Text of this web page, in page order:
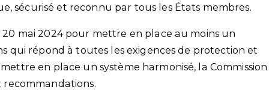
sécurisé et reconnu par tous les États membres.
mai 2024 pour mettre en place au moins un
qui répond à toutes les exigences de protection et
en place un système harmonisé, la Commission
recommandations.